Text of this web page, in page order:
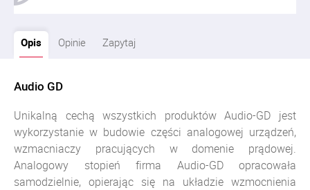
Opis Opinie Zapytaj
Audio GD
Unikalną cechą wszystkich produktów Audio-GD jest
wykorzystanie w budowie części analogowej urządzeń,
wzmacniaczy pracujących w domenie prądowej.
Analogowy stopień firma Audio-GD opracowała
samodzielnie, opierając się na układzie wzmocnienia